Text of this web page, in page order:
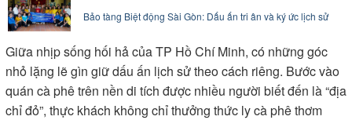
Bảo tàng Biệt động Sài Gòn: Dấu ấn tri ân và ký ức lịch sử
Giữa nhịp sống hối hả của TP Hồ Chí Minh, có những góc
nhỏ lặng lẽ gìn giữ dấu ấn lịch sử theo cách riêng. Bước vào
quán cà phê trên nền di tích được nhiều người biết đến là “địa
chỉ đỏ”, thực khách không chỉ thưởng thức ly cà phê thơm